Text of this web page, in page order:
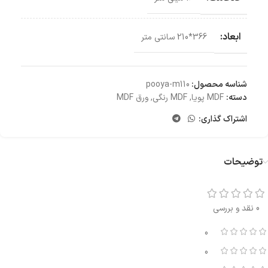
ابعاد: 366*210 سانتی‌ متر
شناسه محصول: pooya-m110
دسته: MDF پویا ,MDF رنگی ,ورق MDF
اشتراک گذاری:
توضیحات
0 نقد و بررسی
0
0